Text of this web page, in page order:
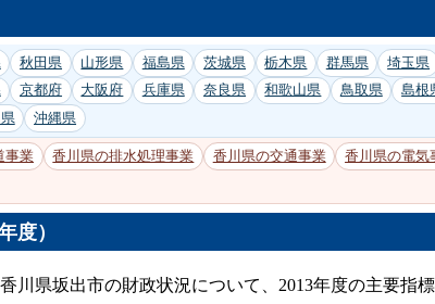
秋田県 山形県 福島県 茨城県 栃木県 群馬県 埼玉県
京都府 大阪府 兵庫県 奈良県 和歌山県 鳥取県 島根
沖縄県
事業 香川県の排水処理事業 香川県の交通事業 香川県の電気
度）
香川県坂出市の財政状況について、2013年度の主要指